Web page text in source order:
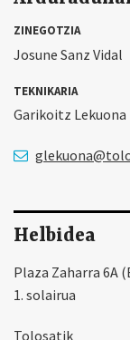
ZINEGOTZIA
Josune Sanz Vidal
TEKNIKARIA
Garikoitz Lekuona
Helbidea
Plaza Zaharra 6A
1. solairua
Tolosatik